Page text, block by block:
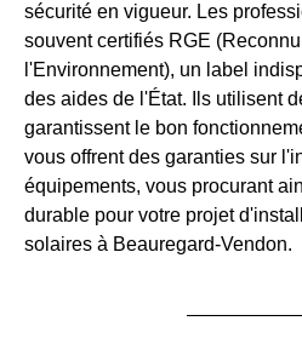
sécurité en vigueur. Les
souvent certifiés RGE
l'Environnement), un label
des aides de l'État. Ils utilisent
garantissent le bon
vous offrent des garanties sur
équipements, vous procurant
durable pour votre projet
solaires à Beauregard-Vendon.